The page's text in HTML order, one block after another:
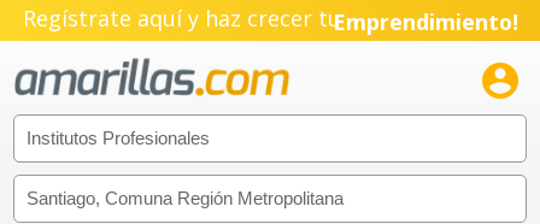
Regístrate aquí y haz crecer tuEmprendimiento!
